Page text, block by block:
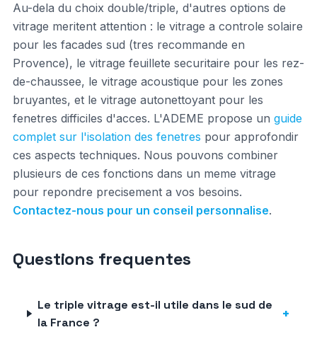
Au-dela du choix double/triple, d'autres options de
vitrage meritent attention : le vitrage a controle solaire
pour les facades sud (tres recommande en
Provence), le vitrage feuillete securitaire pour les rez-
de-chaussee, le vitrage acoustique pour les zones
bruyantes, et le vitrage autonettoyant pour les
fenetres difficiles d'acces. L'ADEME propose un guide
complet sur l'isolation des fenetres pour approfondir
ces aspects techniques. Nous pouvons combiner
plusieurs de ces fonctions dans un meme vitrage
pour repondre precisement a vos besoins.
Contactez-nous pour un conseil personnalise.
Questions frequentes
Le triple vitrage est-il utile dans le sud de
la France ?
+